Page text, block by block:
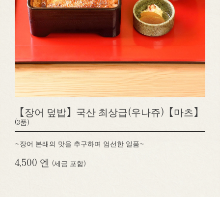
【장어 덮밥】국산 최상급(우나쥬)【마츠】
(3품)
~장어 본래의 맛을 추구하며 엄선한 일품~
4,500 엔 (세금 포함)